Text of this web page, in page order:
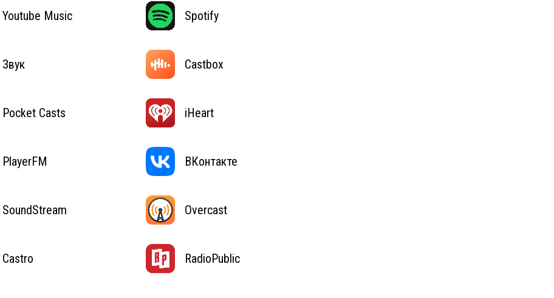
Youtube Music Spotify
Звук Castbox
Pocket Casts iHeart
PlayerFM ВКонтакте
SoundStream Overcast
Castro RadioPublic